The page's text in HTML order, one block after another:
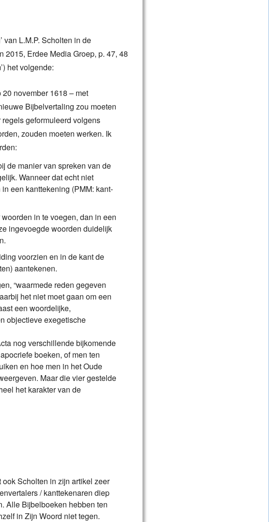
van L.M.P. Scholten in de
2015, Erdee Media Groep, p. 47, 48
het volgende:
november 1618 – met
Bijbelvertaling zou moeten
geformuleerd volgens
zouden moeten werken. Ik
de manier van spreken van de
Wanneer dat echt niet
een kanttekening (PMM: kant-
in te voegen, dan in een
ingevoegde woorden duidelijk
voorzien en in de kant de
aantekenen.
“waarmede reden gegeven
het niet moet gaan om een
een woordelijke,
objectieve exegetische
nog verschillende bijkomende
boeken, of men ten
en hoe men in het Oude
Maar die vier gestelde
het karakter van de
Scholten in zijn artikel zeer
/ kanttekenaren diep
Alle Bijbelboeken hebben ten
in Zijn Woord niet tegen.